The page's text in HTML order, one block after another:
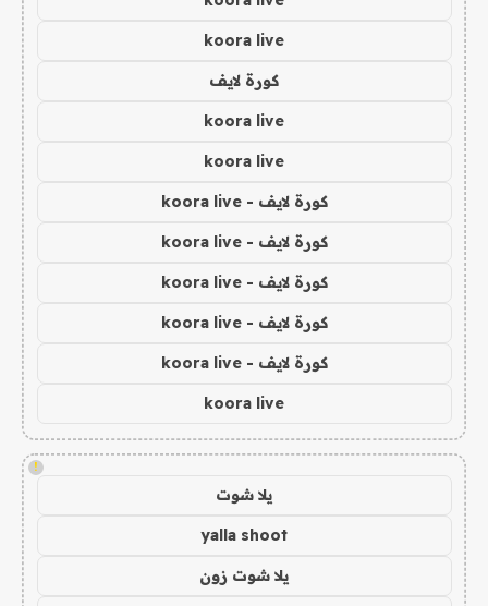
koora live
كورة لايف
koora live
koora live
كورة لايف - koora live
كورة لايف - koora live
كورة لايف - koora live
كورة لايف - koora live
كورة لايف - koora live
koora live
!
يلا شوت
yalla shoot
يلا شوت زون